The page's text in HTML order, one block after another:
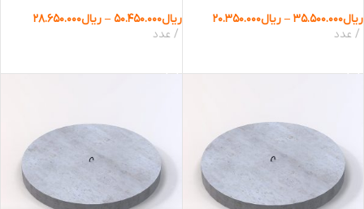
ریال۳۵.۵۰۰.۰۰۰ – ریال۲۰.۳۵۰.۰۰۰
عدد
ریال۵۰.۴۵۰.۰۰۰ – ریال۲۸.۶۵۰.۰۰۰
عدد